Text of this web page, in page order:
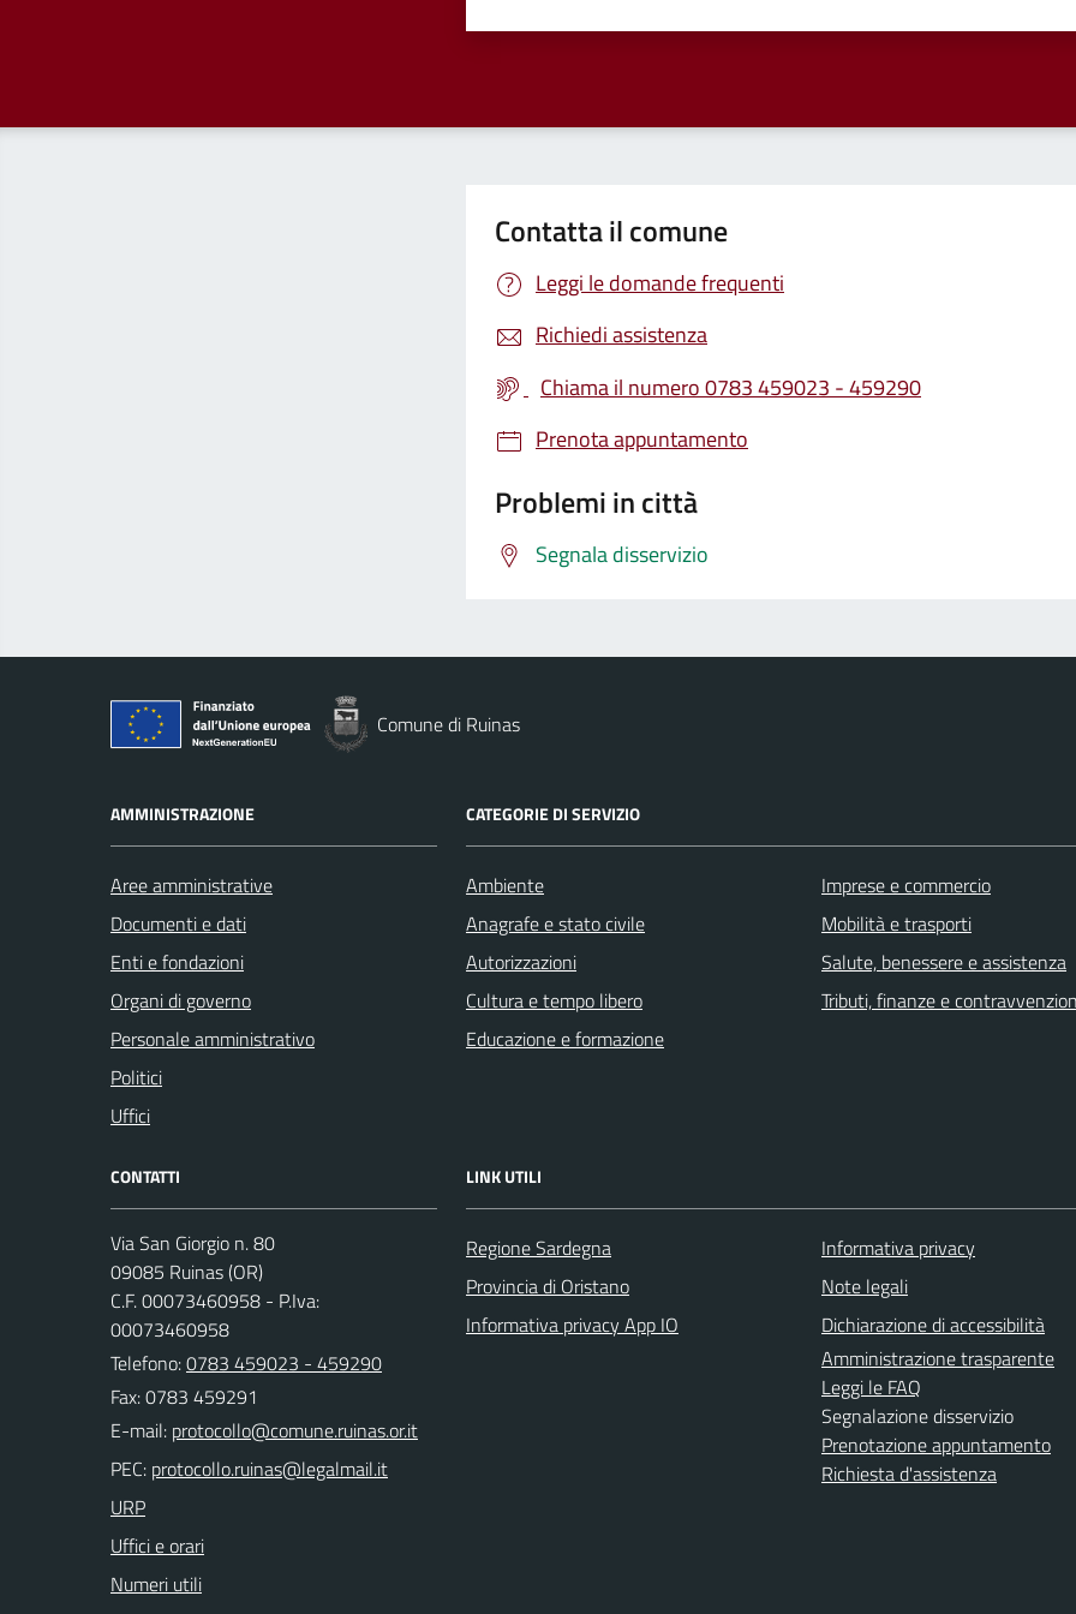
Contatta il comune
Leggi le domande frequenti
Richiedi assistenza
Chiama il numero 0783 459023 - 459290
Prenota appuntamento
Problemi in città
Segnala disservizio
Comune di Ruinas
AMMINISTRAZIONE
Aree amministrative
Documenti e dati
Enti e fondazioni
Organi di governo
Personale amministrativo
Politici
Uffici
CATEGORIE DI SERVIZIO
Ambiente
Anagrafe e stato civile
Autorizzazioni
Cultura e tempo libero
Educazione e formazione
Imprese e commercio
Mobilità e trasporti
Salute, benessere e assistenza
Tributi, finanze e
CONTATTI
Via San Giorgio n. 80
09085 Ruinas (OR)
C.F. 00073460958 - P.Iva:
00073460958
Telefono:0783 459023 - 459290
Fax: 0783 459291
E-mail:
PEC:
URP
Uffici e orari
Numeri utili
LINK UTILI
Regione Sardegna
Provincia di Oristano
Informativa privacy App IO
Informativa privacy
Note legali
Dichiarazione di accessibilità
Amministrazione trasparente
Leggi le FAQ
Segnalazione disservizio
Prenotazione appuntamento
Richiesta d'assistenza